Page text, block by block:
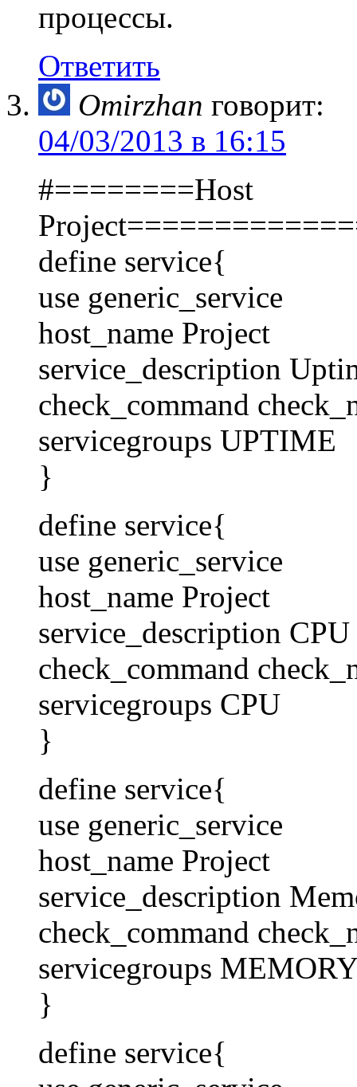
процессы.
Ответить
Omirzhan говорит:
04/03/2013 в 16:15
#========Host
define service{
use generic_service
host_name Project
service_description
check_command
servicegroups UPTIME
}
define service{
use generic_service
host_name Project
service_description
check_command
servicegroups CPU
}
define service{
use generic_service
host_name Project
service_description
check_command
servicegroups
}
define service{